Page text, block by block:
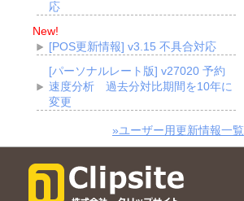
応
New!
[POS更新情報] v3.15 不具合対応
[パーソナルレート版] v27020 予約
速度分析 過去分対比期間を10年に
変更
»ユーザー用更新情報一覧